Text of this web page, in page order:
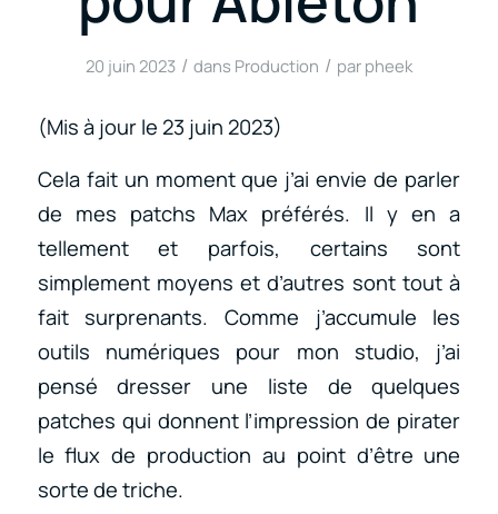
20 juin 2023 / dans Production / par pheek
(Mis à jour le 23 juin 2023)
Cela fait un moment que j’ai envie de parler
de mes patchs Max préférés. Il y en a
tellement et parfois, certains sont
simplement moyens et d’autres sont tout à
fait surprenants. Comme j’accumule les
outils numériques pour mon studio, j’ai
pensé dresser une liste de quelques
patches qui donnent l’impression de pirater
le flux de production au point d’être une
sorte de triche.